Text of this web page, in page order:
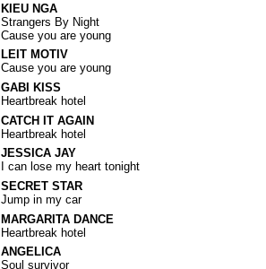
KIEU NGA
Strangers By Night
Cause you are young
LEIT MOTIV
Cause you are young
GABI KISS
Heartbreak hotel
CATCH IT AGAIN
Heartbreak hotel
JESSICA JAY
I can lose my heart tonight
SECRET STAR
Jump in my car
MARGARITA DANCE
Heartbreak hotel
ANGELICA
Soul survivor